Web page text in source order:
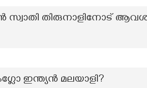
സ്വാതി തിരുനാളിനോട്
ഇന്ത്യൻ മലയാളി?